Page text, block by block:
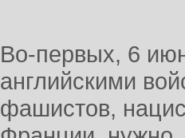
Во-первых, 6
английскими
фашистов,